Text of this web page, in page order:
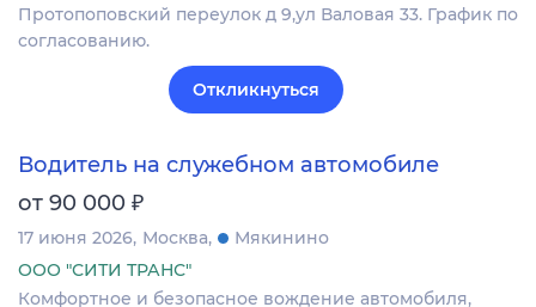
Протопоповский переулок д 9,ул Валовая 33. График по
согласованию.
Откликнуться
Водитель на служебном автомобиле
от 90 000 ₽
17 июня 2026 Москва
Мякинино
ООО "СИТИ ТРАНС"
Комфортное и безопасное вождение автомобиля,